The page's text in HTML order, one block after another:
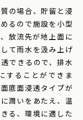
の場合、貯留と浸
るので施設を小型
放流先が地上面に
て雨水を汲み上げ
できるので、排水
することができま
底面浸透タイプが
潤いをあたえ、温
る、環境に適した